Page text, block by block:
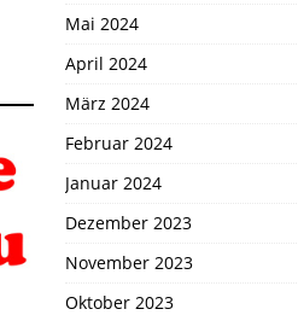
Mai 2024
April 2024
März 2024
Februar 2024
Januar 2024
Dezember 2023
November 2023
Oktober 2023